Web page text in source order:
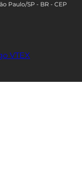
Paulo/SP - BR - CEP